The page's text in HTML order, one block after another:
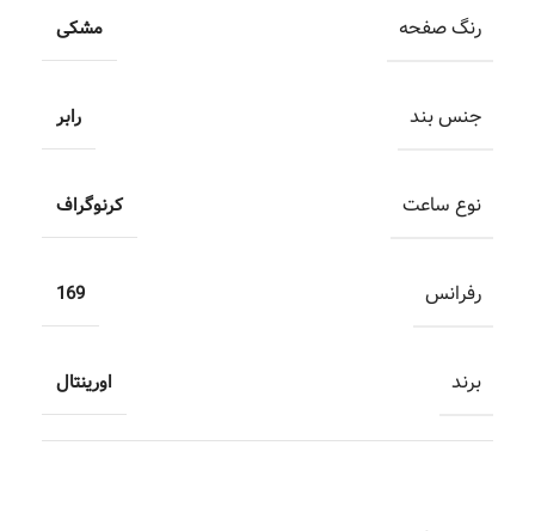
رنگ صفحه مشکی
جنس بند رابر
نوع ساعت کرنوگراف
رفرانس 169
برند اورینتال